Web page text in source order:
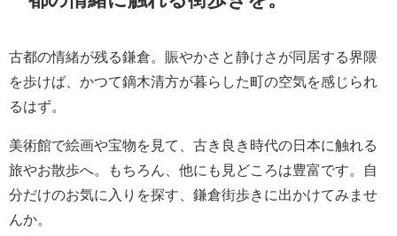
古都の情緒が残る鎌倉。賑やかさと静けさが同居する界隈
を歩けば、かつて鏑木清方が暮らした町の空気を感じられ
るはず。
美術館で絵画や宝物を見て、古き良き時代の日本に触れる
旅やお散歩へ。もちろん、他にも見どころは豊富です。自
分だけのお気に入りを探す、鎌倉街歩きに出かけてみませ
んか。